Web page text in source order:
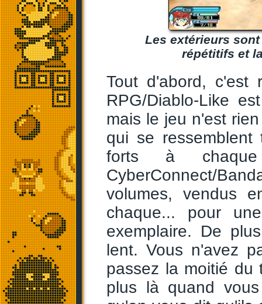
Les extérieurs
répétitifs et
Tout d'abord, c'est
RPG/Diablo-Like
mais le jeu n'est
qui se
forts à
CyberConnect/
volumes, vendus
chaque... pour
exemplaire. De
lent. Vous n'avez
passez la moitié du
plus là quand